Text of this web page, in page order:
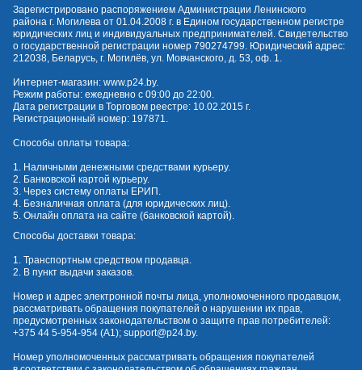
Зарегистрировано распоряжением Администрации Ленинского
района г. Могилева от 01.04.2008 г. в Едином государственном регистре
юридических лиц и индивидуальных предпринимателей. Свидетельство
о государственной регистрации номер 790274799. Юридический адрес:
212038, Беларусь, г. Могилёв, ул. Мовчанского, д. 53, оф. 1.
Интернет-магазин: www.p24.by.
Режим работы: ежедневно с 09:00 до 22:00.
Дата регистрации в Торговом реестре: 10.02.2015 г.
Регистрационный номер: 197871.
Способы оплаты товара:
1. Наличными денежными средствами курьеру.
2. Банковской картой курьеру.
3. Через систему оплаты ЕРИП.
4. Безналичная оплата (для юридических лиц).
5. Онлайн оплата на сайте (банковской картой).
Способы доставки товара:
1. Транспортным средством продавца.
2. В пункт выдачи заказов.
Номер и адрес электронной почты лица, уполномоченного продавцом,
рассматривать обращения покупателей о нарушении их прав,
предусмотренных законодательством о защите прав потребителей:
+375 44 5-954-954 (А1); support@p24.by.
Номер уполномоченных рассматривать обращения покупателей